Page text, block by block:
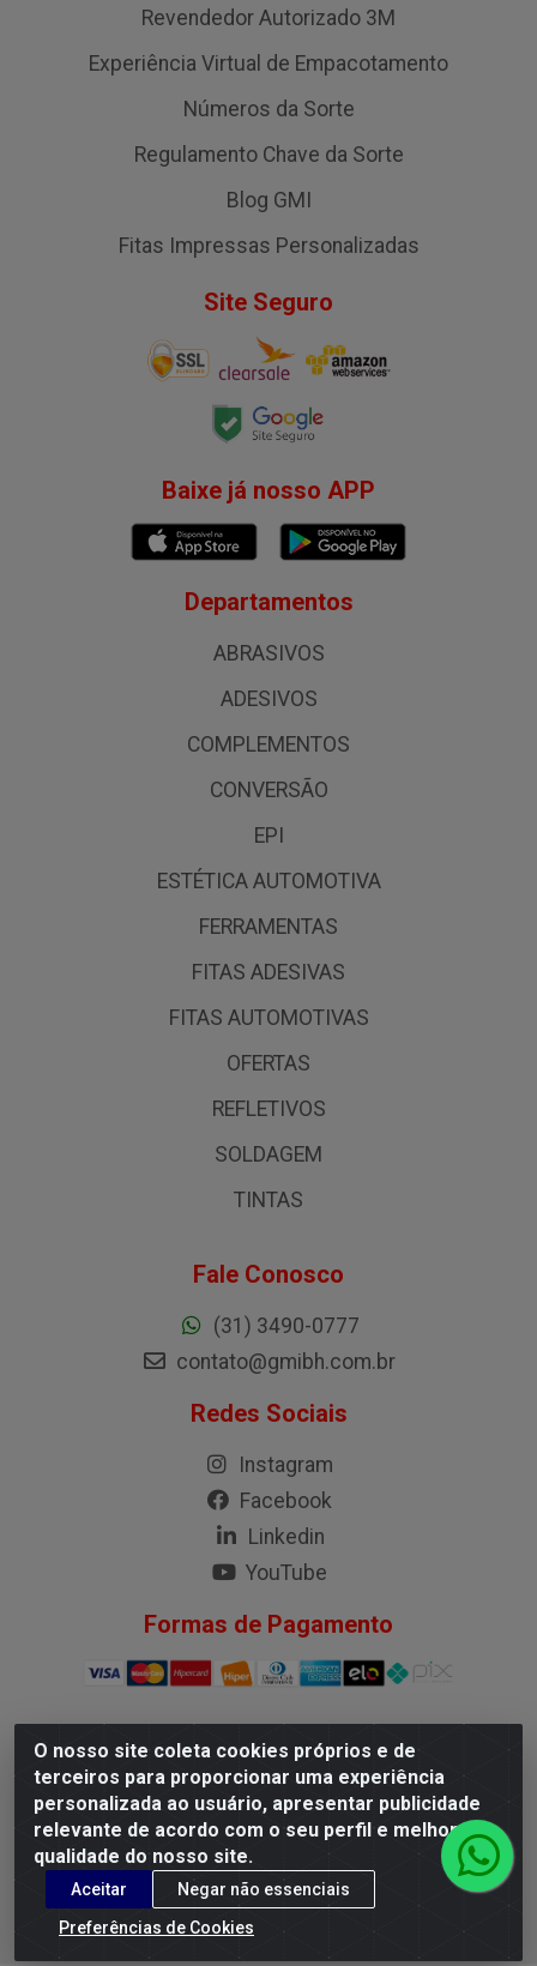
O nosso site coleta cookies próprios e de
terceiros para proporcionar uma experiência
personalizada ao usuário, apresentar publicidade
relevante de acordo com o seu perfil e melhorar a
qualidade do nosso site.
Aceitar
Negar não essenciais
Preferências de Cookies
Revendedor Autorizado 3M
Experiência Virtual de Empacotamento
Números da Sorte
Regulamento Chave da Sorte
Blog GMI
Fitas Impressas Personalizadas
Site Seguro
Baixe já nosso APP
Departamentos
ABRASIVOS
ADESIVOS
COMPLEMENTOS
CONVERSÃO
EPI
ESTÉTICA AUTOMOTIVA
FERRAMENTAS
FITAS ADESIVAS
FITAS AUTOMOTIVAS
OFERTAS
REFLETIVOS
SOLDAGEM
TINTAS
Fale Conosco
(31) 3490-0777
contato@gmibh.com.br
Redes Sociais
Instagram
Facebook
Linkedin
YouTube
Formas de Pagamento
G.M.I. Distribuidora LTDA - Rua Conselheiro Pena, 50 - Santa
Branca, Belo Horizonte/MG - CEP 31.710-150 - CNPJ
04.098.359/0001-02